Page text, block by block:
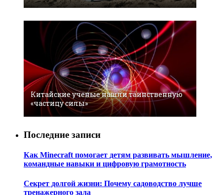
Китайские ученые нашли таинственную
«частицу силы»
Последние записи
Как Minecraft помогает детям развивать мышление,
командные навыки и цифровую грамотность
Секрет долгой жизни: Почему садоводство лучше
тренажерного зала